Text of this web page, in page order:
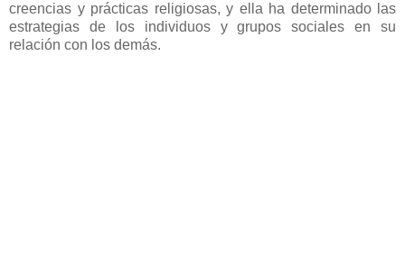
creencias y prácticas religiosas, y ella ha determinado las
estrategias de los individuos y grupos sociales en su
relación con los demás.